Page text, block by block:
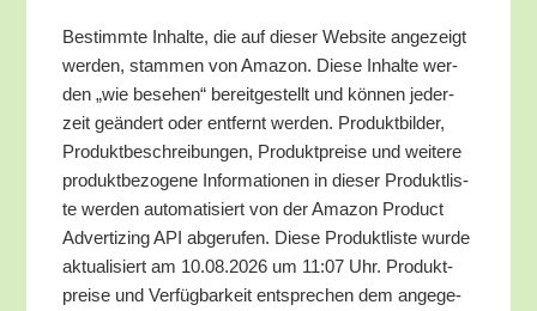
Bestimm­te Inhal­te, die auf die­ser Web­site ange­zeigt
wer­den, stam­men von Ama­zon. Die­se Inhal­te wer­
den „wie bese­hen“ bereit­ge­stellt und kön­nen jeder­
zeit geän­dert oder ent­fernt wer­den. Pro­dukt­bil­der,
Pro­dukt­be­schrei­bun­gen, Pro­dukt­prei­se und wei­te­re
pro­dukt­be­zo­ge­ne Infor­ma­tio­nen in die­ser Pro­dukt­lis­
te wer­den auto­ma­ti­siert von der Ama­zon Pro­duct
Adver­tiz­ing API abge­ru­fen. Die­se Pro­dukt­lis­te wur­de
aktua­li­siert am 10.08.2026 um 11:07 Uhr. Pro­dukt­
prei­se und Ver­füg­bar­keit ent­spre­chen dem ange­ge­